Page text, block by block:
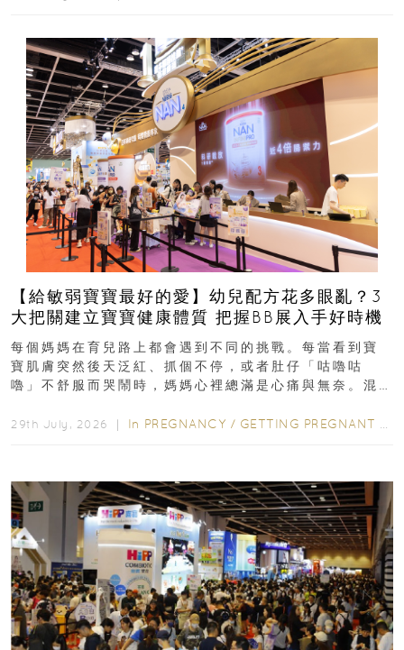
【給敏弱寶寶最好的愛】幼兒配方花多眼亂？3
大把關建立寶寶健康體質 把握BB展入手好時機
每個媽媽在育兒路上都會遇到不同的挑戰。每當看到寶
寶肌膚突然後天泛紅、抓個不停，或者肚仔「咕嚕咕
嚕」不舒服而哭鬧時，媽媽心裡總滿是心痛與無奈。混
29th July, 2026 ｜ In PREGNANCY / GETTING PREGNANT